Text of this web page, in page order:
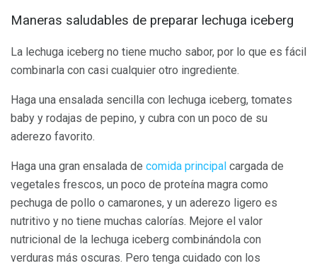
Maneras saludables de preparar lechuga iceberg
La lechuga iceberg no tiene mucho sabor, por lo que es fácil
combinarla con casi cualquier otro ingrediente.
Haga una ensalada sencilla con lechuga iceberg, tomates
baby y rodajas de pepino, y cubra con un poco de su
aderezo favorito.
Haga una gran ensalada de comida principal cargada de
vegetales frescos, un poco de proteína magra como
pechuga de pollo o camarones, y un aderezo ligero es
nutritivo y no tiene muchas calorías. Mejore el valor
nutricional de la lechuga iceberg combinándola con
verduras más oscuras. Pero tenga cuidado con los